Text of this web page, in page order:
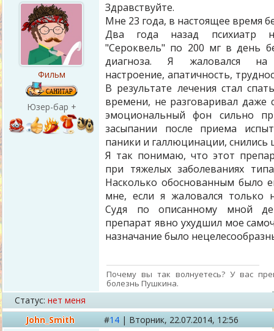
Фильм
Юзер-бар +
Здравствуйте.
Мне 23 года, в настоящее время
Два года назад психиатр
"Сероквель" по 200 мг в день
диагноза. Я жаловался на
настроение, апатичность,
В результате лечения стал
времени, не разговаривал даже
эмоциональный фон сильно
засыпании после приема
паники и галлюцинации, снились
Я так понимаю, что этот
при тяжелых заболеваниях
Насколько обоснованным было
мне, если я жаловался только
Судя по описанному мной
препарат явно ухудшил мое
назначание было
Почему вы так волнуетесь? У вас
болезнь Пушкина.
Статус: нет меня
John_Smith
#14 | Вторник, 22.07.2014, 12:56